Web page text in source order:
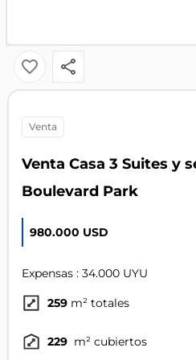
venta
Venta Casa 3 Suites y
Boulevard Park
980.000 USD
Expensas : 34.000 UYU
259 m² totales
229 m² cubiertos